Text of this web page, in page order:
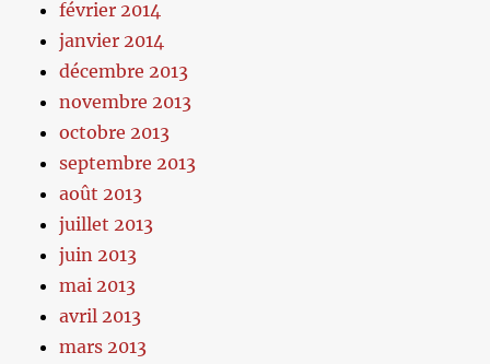
février 2014
janvier 2014
décembre 2013
novembre 2013
octobre 2013
septembre 2013
août 2013
juillet 2013
juin 2013
mai 2013
avril 2013
mars 2013